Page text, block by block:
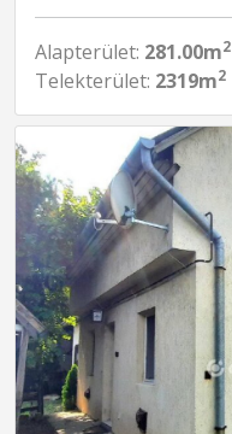
Alapterület: 281.00m2
Telekterület: 2319m2